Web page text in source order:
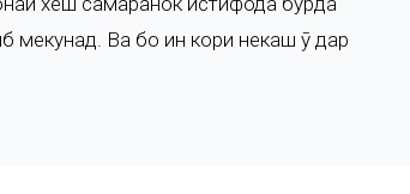
мекунад. Ва бо ин кори некаш ӯ дар